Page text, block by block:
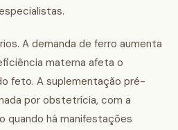
A demanda de ferro aumenta
materna afeta o
feto. A suplementação pré-
por obstetrícia, com a
quando há manifestações